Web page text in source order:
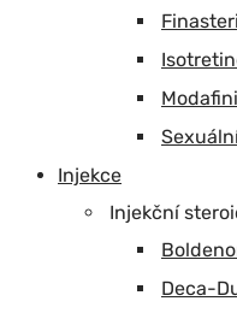
Injekce
Injekční
Deca-